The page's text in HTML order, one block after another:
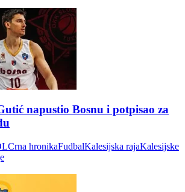
napustio Bosnu i potpisao za
Crna hronikaFudbalKalesijska rajaKalesijske